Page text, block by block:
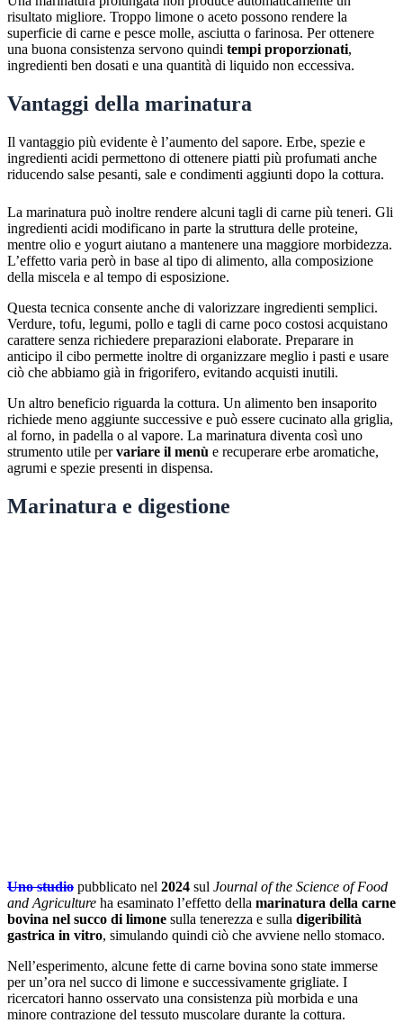
risultato migliore. Troppo limone o aceto possono rendere la
superficie di carne e pesce molle, asciutta o farinosa. Per ottenere
una buona consistenza servono quindi tempi proporzionati,
ingredienti ben dosati e una quantità di liquido non eccessiva.
Vantaggi della marinatura
Il vantaggio più evidente è l’aumento del sapore. Erbe, spezie e
ingredienti acidi permettono di ottenere piatti più profumati anche
riducendo salse pesanti, sale e condimenti aggiunti dopo la cottura.
La marinatura può inoltre rendere alcuni tagli di carne più teneri. Gli
ingredienti acidi modificano in parte la struttura delle proteine,
mentre olio e yogurt aiutano a mantenere una maggiore morbidezza.
L’effetto varia però in base al tipo di alimento, alla composizione
della miscela e al tempo di esposizione.
Questa tecnica consente anche di valorizzare ingredienti semplici.
Verdure, tofu, legumi, pollo e tagli di carne poco costosi acquistano
carattere senza richiedere preparazioni elaborate. Preparare in
anticipo il cibo permette inoltre di organizzare meglio i pasti e usare
ciò che abbiamo già in frigorifero, evitando acquisti inutili.
Un altro beneficio riguarda la cottura. Un alimento ben insaporito
richiede meno aggiunte successive e può essere cucinato alla griglia,
al forno, in padella o al vapore. La marinatura diventa così uno
strumento utile pervariare il menù e recuperare erbe aromatiche,
agrumi e spezie presenti in dispensa.
Marinatura e digestione
Uno studio pubblicato nel 2024 sul Journal of the Science of Food
and Agriculture ha esaminato l’effetto della marinatura della carne
bovina nel succo di limone sulla tenerezza e sulla digeribilità
gastrica in vitro, simulando quindi ciò che avviene nello stomaco.
Nell’esperimento, alcune fette di carne bovina sono state immerse
per un’ora nel succo di limone e successivamente grigliate. I
ricercatori hanno osservato una consistenza più morbida e una
minore contrazione del tessuto muscolare durante la cottura.